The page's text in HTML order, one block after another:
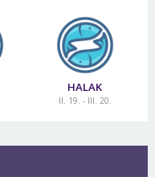
HALAK
II. 19. - III. 20.